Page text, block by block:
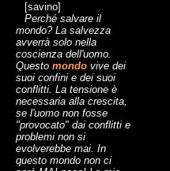
[savino]
Perché salvare il
mondo? La salvezza
avverrà solo nella
coscienza dell'uomo.
Questo mondovive dei
suoi confini e dei suoi
conflitti. La tensione è
necessaria alla crescita,
se l'uomo non fosse
"provocato" dai conflitti e
problemi non si
evolverebbe mai. In
questo mondo non ci